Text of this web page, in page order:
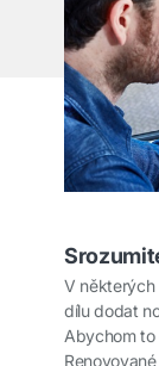
V některých
dílu dodat
Abychom to